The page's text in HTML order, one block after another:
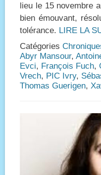
lieu le 15 novembre
bien émouvant,
tolérance. LIRE LA
Catégories
Abyr Mansour,
Evci, François Fuch,
Vrech, PIC Ivry,
Thomas Guerigen,